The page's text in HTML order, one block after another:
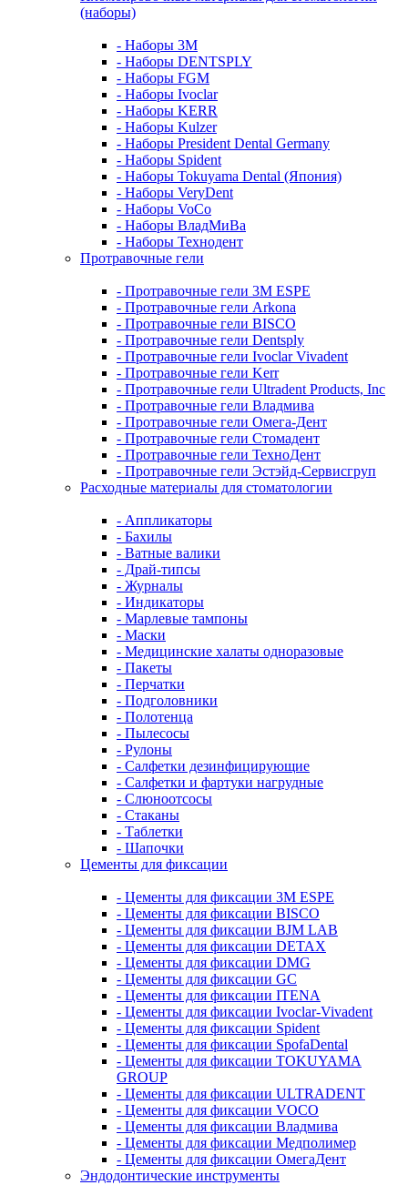
(наборы)
- Наборы 3М
- Наборы DENTSPLY
- Наборы FGM
- Наборы Ivoclar
- Наборы KERR
- Наборы Kulzer
- Наборы President Dental Germany
- Наборы Spident
- Наборы Tokuyama Dental (Япония)
- Наборы VeryDent
- Наборы VoCo
- Наборы ВладМиВа
- Наборы Технодент
Протравочные гели
- Протравочные гели 3М ESPE
- Протравочные гели Arkona
- Протравочные гели BISCO
- Протравочные гели Dentsply
- Протравочные гели Ivoclar Vivadent
- Протравочные гели Kerr
- Протравочные гели Ultradent Products, Inc
- Протравочные гели Владмива
- Протравочные гели Омега-Дент
- Протравочные гели Стомадент
- Протравочные гели ТехноДент
- Протравочные гели Эстэйд-Сервисгруп
Расходные материалы для стоматологии
- Аппликаторы
- Бахилы
- Ватные валики
- Драй-типсы
- Журналы
- Индикаторы
- Марлевые тампоны
- Маски
- Медицинские халаты одноразовые
- Пакеты
- Перчатки
- Подголовники
- Полотенца
- Пылесосы
- Рулоны
- Салфетки дезинфицирующие
- Салфетки и фартуки нагрудные
- Слюноотсосы
- Стаканы
- Таблетки
- Шапочки
Цементы для фиксации
- Цементы для фиксации 3M ESPE
- Цементы для фиксации BISCO
- Цементы для фиксации BJM LAB
- Цементы для фиксации DETAX
- Цементы для фиксации DMG
- Цементы для фиксации GC
- Цементы для фиксации ITENA
- Цементы для фиксации Ivoclar-Vivadent
- Цементы для фиксации Spident
- Цементы для фиксации SpofaDental
- Цементы для фиксации TOKUYAMA
GROUP
- Цементы для фиксации ULTRADENT
- Цементы для фиксации VOCO
- Цементы для фиксации Владмива
- Цементы для фиксации Медполимер
- Цементы для фиксации ОмегаДент
Эндодонтические инструменты